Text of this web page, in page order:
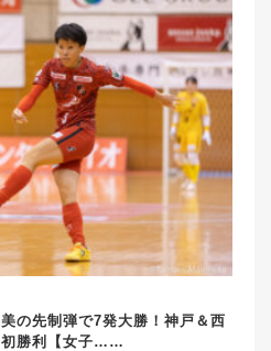
の先制弾で7発大勝！神戸＆西
初勝利【女子……